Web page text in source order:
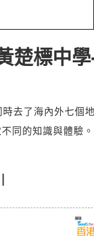
楚標中
去了海內外七個
同的知識與體驗。
|